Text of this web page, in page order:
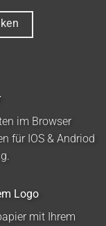
im Browser
für IOS & Andriod
Logo
mit Ihrem